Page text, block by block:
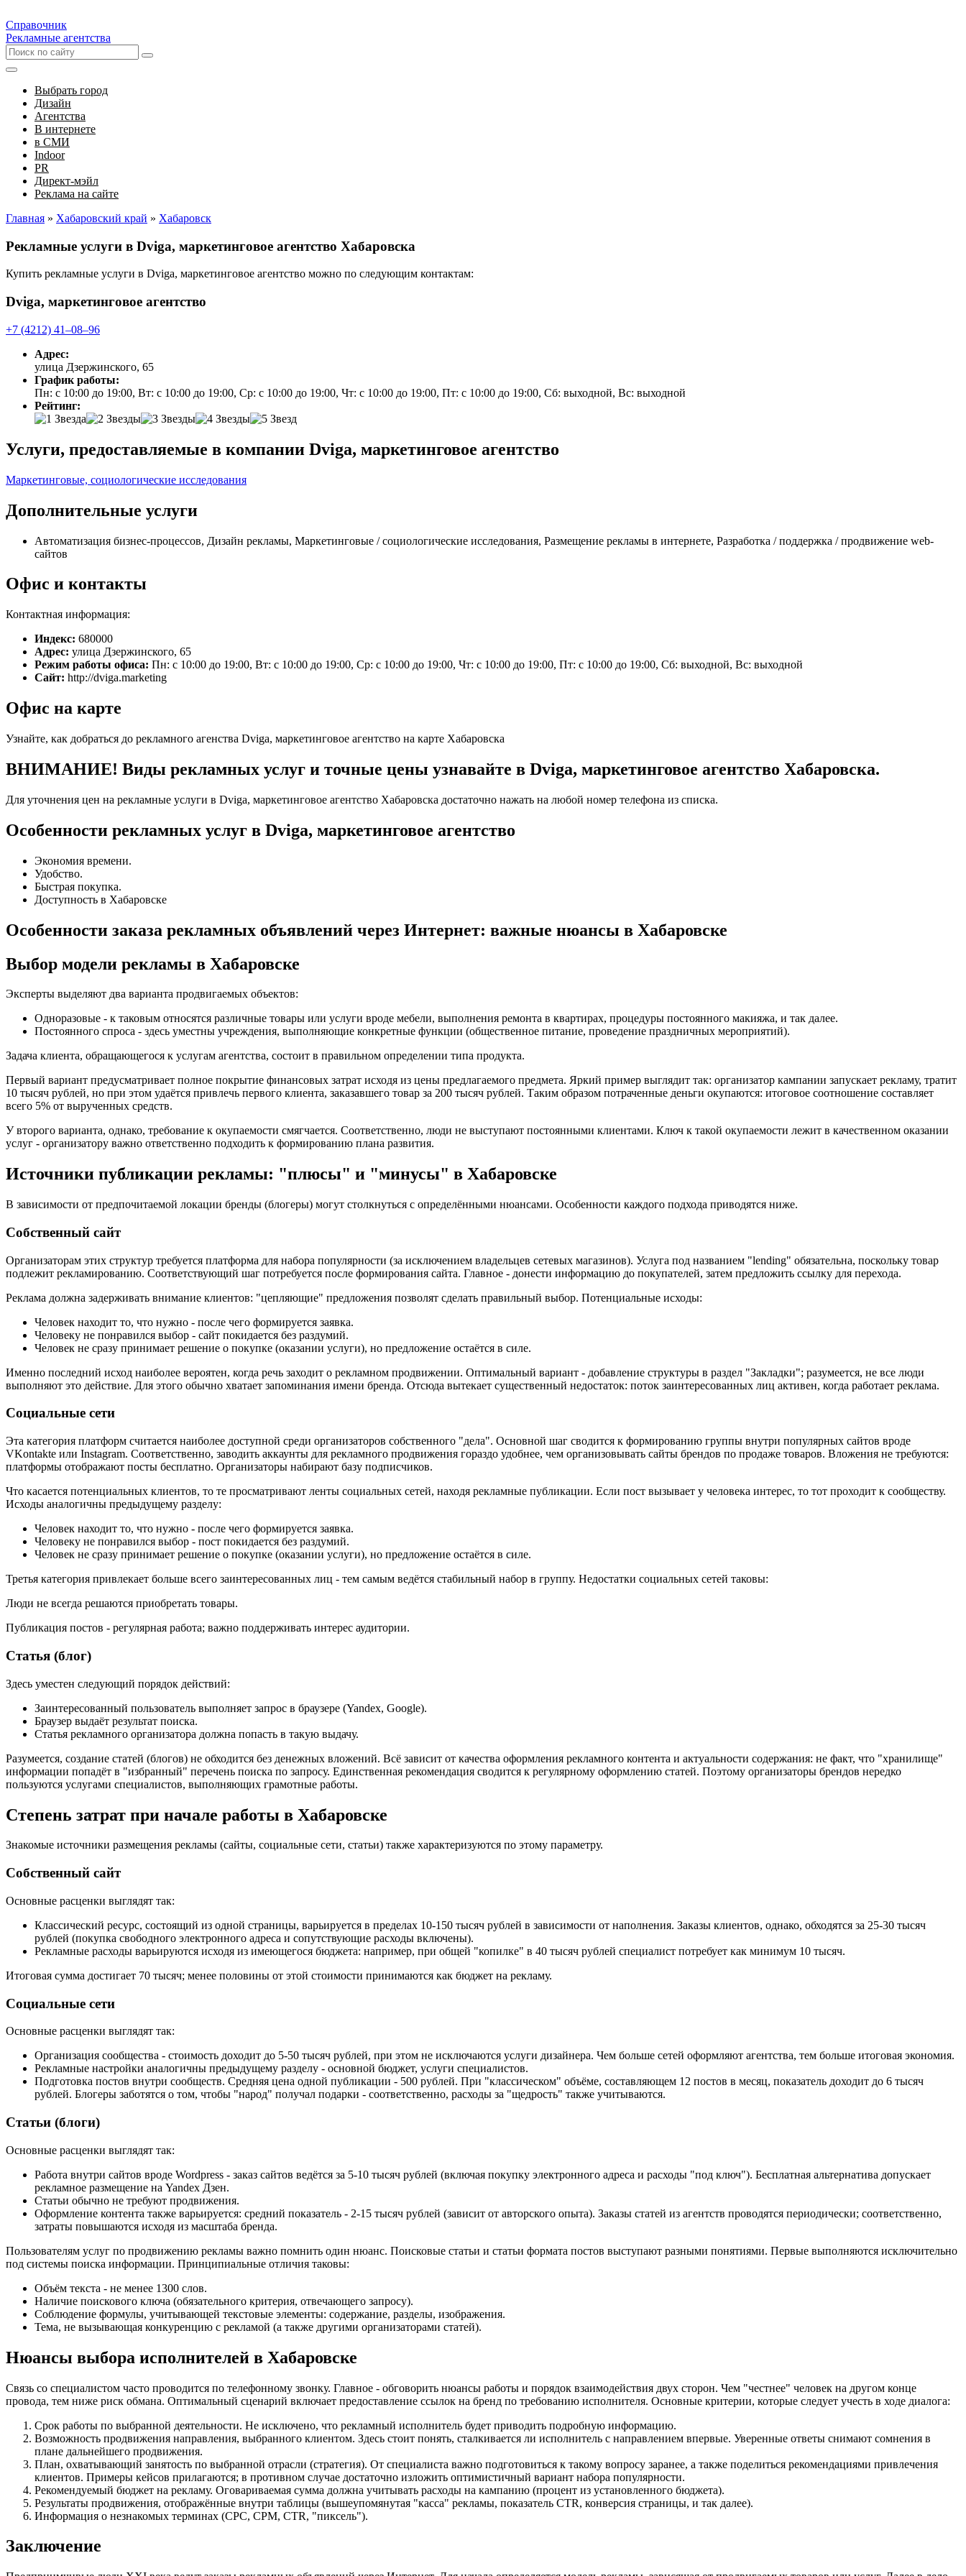
Справочник
Рекламные агентства
Выбрать город
Дизайн
Агентства
В интернете
в СМИ
Indoor
PR
Директ-мэйл
Реклама на сайте
Главная » Хабаровский край » Хабаровск
Рекламные услуги в Dviga, маркетинговое агентство Хабаровска
Купить рекламные услуги в Dviga, маркетинговое агентство можно по следующим контактам:
Dviga, маркетинговое агентство
+7 (4212) 41‒08‒96
Адрес:
улица Дзержинского, 65
График работы:
Пн: с 10:00 до 19:00, Вт: с 10:00 до 19:00, Ср: с 10:00 до 19:00, Чт: с 10:00 до 19:00, Пт: с 10:00 до 19:00, Сб: выходной, Вс: выходной
Рейтинг:
Услуги, предоставляемые в компании Dviga, маркетинговое агентство
Маркетинговые, социологические исследования
Дополнительные услуги
Автоматизация бизнес-процессов, Дизайн рекламы, Маркетинговые / социологические исследования, Размещение рекламы в интернете, Разработка / поддержка / продвижение web-
сайтов
Офис и контакты
Контактная информация:
Индекс: 680000
Адрес: улица Дзержинского, 65
Режим работы офиса: Пн: с 10:00 до 19:00, Вт: с 10:00 до 19:00, Ср: с 10:00 до 19:00, Чт: с 10:00 до 19:00, Пт: с 10:00 до 19:00, Сб: выходной, Вс: выходной
Сайт: http://dviga.marketing
Офис на карте
Узнайте, как добраться до рекламного агенства Dviga, маркетинговое агентство на карте Хабаровска
ВНИМАНИЕ! Виды рекламных услуг и точные цены узнавайте в Dviga, маркетинговое агентство Хабаровска.
Для уточнения цен на рекламные услуги в Dviga, маркетинговое агентство Хабаровска достаточно нажать на любой номер телефона из списка.
Особенности рекламных услуг в Dviga, маркетинговое агентство
Экономия времени.
Удобство.
Быстрая покупка.
Доступность в Хабаровске
Особенности заказа рекламных объявлений через Интернет: важные нюансы в Хабаровске
Выбор модели рекламы в Хабаровске
Эксперты выделяют два варианта продвигаемых объектов:
Одноразовые - к таковым относятся различные товары или услуги вроде мебели, выполнения ремонта в квартирах, процедуры постоянного макияжа, и так далее.
Постоянного спроса - здесь уместны учреждения, выполняющие конкретные функции (общественное питание, проведение праздничных мероприятий).
Задача клиента, обращающегося к услугам агентства, состоит в правильном определении типа продукта.
Первый вариант предусматривает полное покрытие финансовых затрат исходя из цены предлагаемого предмета. Яркий пример выглядит так: организатор кампании запускает рекламу, тратит
10 тысяч рублей, но при этом удаётся привлечь первого клиента, заказавшего товар за 200 тысяч рублей. Таким образом потраченные деньги окупаются: итоговое соотношение составляет
всего 5% от вырученных средств.
У второго варианта, однако, требование к окупаемости смягчается. Соответственно, люди не выступают постоянными клиентами. Ключ к такой окупаемости лежит в качественном оказании
услуг - организатору важно ответственно подходить к формированию плана развития.
Источники публикации рекламы: "плюсы" и "минусы" в Хабаровске
В зависимости от предпочитаемой локации бренды (блогеры) могут столкнуться с определёнными нюансами. Особенности каждого подхода приводятся ниже.
Собственный сайт
Организаторам этих структур требуется платформа для набора популярности (за исключением владельцев сетевых магазинов). Услуга под названием "lending" обязательна, поскольку товар
подлежит рекламированию. Соответствующий шаг потребуется после формирования сайта. Главное - донести информацию до покупателей, затем предложить ссылку для перехода.
Реклама должна задерживать внимание клиентов: "цепляющие" предложения позволят сделать правильный выбор. Потенциальные исходы:
Человек находит то, что нужно - после чего формируется заявка.
Человеку не понравился выбор - сайт покидается без раздумий.
Человек не сразу принимает решение о покупке (оказании услуги), но предложение остаётся в силе.
Именно последний исход наиболее вероятен, когда речь заходит о рекламном продвижении. Оптимальный вариант - добавление структуры в раздел "Закладки"; разумеется, не все люди
выполняют это действие. Для этого обычно хватает запоминания имени бренда. Отсюда вытекает существенный недостаток: поток заинтересованных лиц активен, когда работает реклама.
Социальные сети
Эта категория платформ считается наиболее доступной среди организаторов собственного "дела". Основной шаг сводится к формированию группы внутри популярных сайтов вроде
VKontakte или Instagram. Соответственно, заводить аккаунты для рекламного продвижения гораздо удобнее, чем организовывать сайты брендов по продаже товаров. Вложения не требуются:
платформы отображают посты бесплатно. Организаторы набирают базу подписчиков.
Что касается потенциальных клиентов, то те просматривают ленты социальных сетей, находя рекламные публикации. Если пост вызывает у человека интерес, то тот проходит к сообществу.
Исходы аналогичны предыдущему разделу:
Человек находит то, что нужно - после чего формируется заявка.
Человеку не понравился выбор - пост покидается без раздумий.
Человек не сразу принимает решение о покупке (оказании услуги), но предложение остаётся в силе.
Третья категория привлекает больше всего заинтересованных лиц - тем самым ведётся стабильный набор в группу. Недостатки социальных сетей таковы:
Люди не всегда решаются приобретать товары.
Публикация постов - регулярная работа; важно поддерживать интерес аудитории.
Статья (блог)
Здесь уместен следующий порядок действий:
Заинтересованный пользователь выполняет запрос в браузере (Yandex, Google).
Браузер выдаёт результат поиска.
Статья рекламного организатора должна попасть в такую выдачу.
Разумеется, создание статей (блогов) не обходится без денежных вложений. Всё зависит от качества оформления рекламного контента и актуальности содержания: не факт, что "хранилище"
информации попадёт в "избранный" перечень поиска по запросу. Единственная рекомендация сводится к регулярному оформлению статей. Поэтому организаторы брендов нередко
пользуются услугами специалистов, выполняющих грамотные работы.
Степень затрат при начале работы в Хабаровске
Знакомые источники размещения рекламы (сайты, социальные сети, статьи) также характеризуются по этому параметру.
Собственный сайт
Основные расценки выглядят так:
Классический ресурс, состоящий из одной страницы, варьируется в пределах 10-150 тысяч рублей в зависимости от наполнения. Заказы клиентов, однако, обходятся за 25-30 тысяч
рублей (покупка свободного электронного адреса и сопутствующие расходы включены).
Рекламные расходы варьируются исходя из имеющегося бюджета: например, при общей "копилке" в 40 тысяч рублей специалист потребует как минимум 10 тысяч.
Итоговая сумма достигает 70 тысяч; менее половины от этой стоимости принимаются как бюджет на рекламу.
Социальные сети
Основные расценки выглядят так:
Организация сообщества - стоимость доходит до 5-50 тысяч рублей, при этом не исключаются услуги дизайнера. Чем больше сетей оформляют агентства, тем больше итоговая экономия.
Рекламные настройки аналогичны предыдущему разделу - основной бюджет, услуги специалистов.
Подготовка постов внутри сообществ. Средняя цена одной публикации - 500 рублей. При "классическом" объёме, составляющем 12 постов в месяц, показатель доходит до 6 тысяч
рублей. Блогеры заботятся о том, чтобы "народ" получал подарки - соответственно, расходы за "щедрость" также учитываются.
Статьи (блоги)
Основные расценки выглядят так:
Работа внутри сайтов вроде Wordpress - заказ сайтов ведётся за 5-10 тысяч рублей (включая покупку электронного адреса и расходы "под ключ"). Бесплатная альтернатива допускает
рекламное размещение на Yandex Дзен.
Статьи обычно не требуют продвижения.
Оформление контента также варьируется: средний показатель - 2-15 тысяч рублей (зависит от авторского опыта). Заказы статей из агентств проводятся периодически; соответственно,
затраты повышаются исходя из масштаба бренда.
Пользователям услуг по продвижению рекламы важно помнить один нюанс. Поисковые статьи и статьи формата постов выступают разными понятиями. Первые выполняются исключительно
под системы поиска информации. Принципиальные отличия таковы:
Объём текста - не менее 1300 слов.
Наличие поискового ключа (обязательного критерия, отвечающего запросу).
Соблюдение формулы, учитывающей текстовые элементы: содержание, разделы, изображения.
Тема, не вызывающая конкуренцию с рекламой (а также другими организаторами статей).
Нюансы выбора исполнителей в Хабаровске
Связь со специалистом часто проводится по телефонному звонку. Главное - обговорить нюансы работы и порядок взаимодействия двух сторон. Чем "честнее" человек на другом конце
провода, тем ниже риск обмана. Оптимальный сценарий включает предоставление ссылок на бренд по требованию исполнителя. Основные критерии, которые следует учесть в ходе диалога:
Срок работы по выбранной деятельности. Не исключено, что рекламный исполнитель будет приводить подробную информацию.
Возможность продвижения направления, выбранного клиентом. Здесь стоит понять, сталкивается ли исполнитель с направлением впервые. Уверенные ответы снимают сомнения в
плане дальнейшего продвижения.
План, охватывающий занятость по выбранной отрасли (стратегия). От специалиста важно подготовиться к такому вопросу заранее, а также поделиться рекомендациями привлечения
клиентов. Примеры кейсов прилагаются; в противном случае достаточно изложить оптимистичный вариант набора популярности.
Рекомендуемый бюджет на рекламу. Оговариваемая сумма должна учитывать расходы на кампанию (процент из установленного бюджета).
Результаты продвижения, отображённые внутри таблицы (вышеупомянутая "касса" рекламы, показатель CTR, конверсия страницы, и так далее).
Информация о незнакомых терминах (CPC, CPM, CTR, "пиксель").
Заключение